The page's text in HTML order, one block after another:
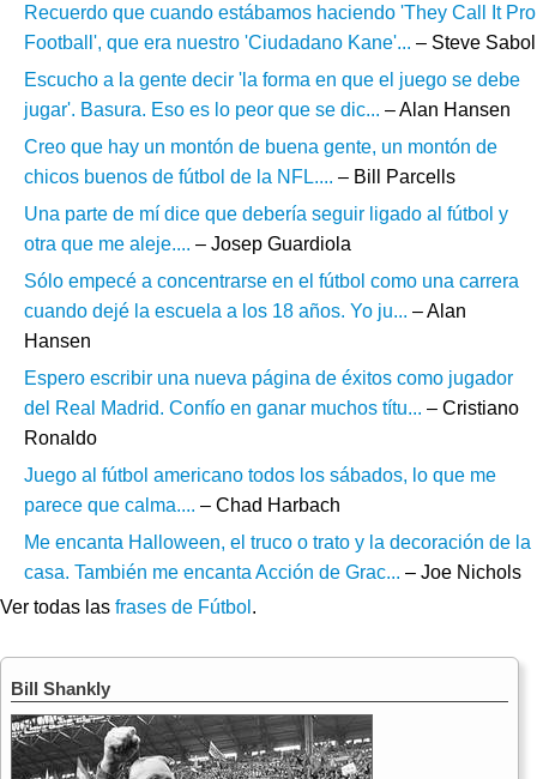
Recuerdo que cuando estábamos haciendo 'They Call It Pro
Football', que era nuestro 'Ciudadano Kane'... – Steve Sabol
Escucho a la gente decir 'la forma en que el juego se debe
jugar'. Basura. Eso es lo peor que se dic... – Alan Hansen
Creo que hay un montón de buena gente, un montón de
chicos buenos de fútbol de la NFL.... – Bill Parcells
Una parte de mí dice que debería seguir ligado al fútbol y
otra que me aleje.... – Josep Guardiola
Sólo empecé a concentrarse en el fútbol como una carrera
cuando dejé la escuela a los 18 años. Yo ju... – Alan
Hansen
Espero escribir una nueva página de éxitos como jugador
del Real Madrid. Confío en ganar muchos títu... – Cristiano
Ronaldo
Juego al fútbol americano todos los sábados, lo que me
parece que calma.... – Chad Harbach
Me encanta Halloween, el truco o trato y la decoración de la
casa. También me encanta Acción de Grac... – Joe Nichols
Ver todas las frases de Fútbol .
Bill Shankly